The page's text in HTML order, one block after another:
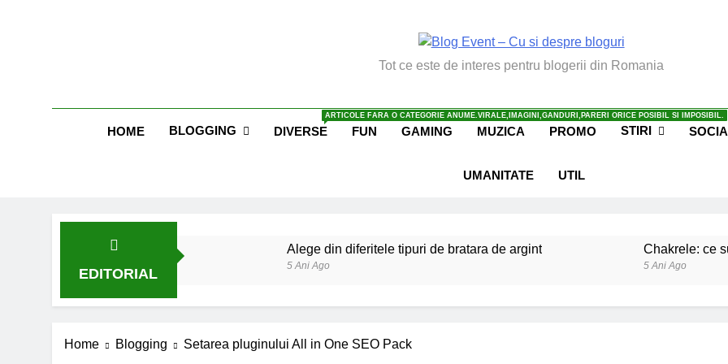
Blog Event – Cu Si Despre
Tot ce este de interes pentru blogerii din Romania
HOME BLOGGING DIVERSE
ARTICOLE FARA O CATEGORIE ANUME.VIRALE,IMAGINI,GANDURI,PARERI ORICE POSIBIL SI IMPOSIBIL.
FUN GAMING MUZICA PROMO STIRI
UMANITATE UTIL
EDITORIAL
Alege din diferitele tipuri de bratara de argint
5 Ani Ago
Chakrele: ce
5 Ani Ago
6 Ani Ago 6 Ani Ago
6 Ani Ago
Home Blogging Setarea pluginului All in One SEO Pack